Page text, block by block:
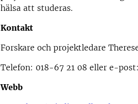
hälsa att studeras.
Kontakt
Forskare och projektledare
Telefon: 018-67 21 08 eller e-post:
Webb